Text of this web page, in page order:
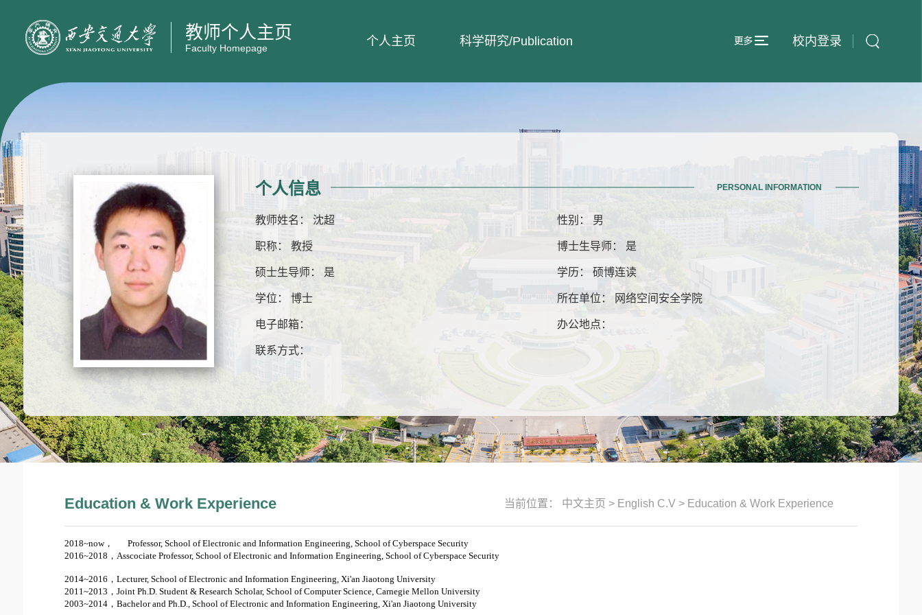
教师个人主页
Faculty Homepage 校内登录
个人主页 科学研究/Publication
个人信息 PERSONAL INFORMATION
教师姓名： 沈超 性别： 男
职称： 教授 博士生导师： 是
硕士生导师： 是 学历： 硕博连读
学位： 博士 所在单位： 网络空间安全学院
电子邮箱： 办公地点：
联系方式：
Education & Work Experience 当前位置： 中文主页 > English C.V > Education & Work Experience